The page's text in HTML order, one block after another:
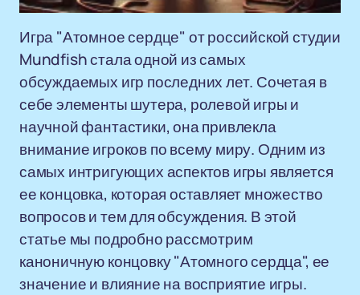
Игра "Атомное сердце" от российской студии
Mundfish стала одной из самых
обсуждаемых игр последних лет. Сочетая в
себе элементы шутера, ролевой игры и
научной фантастики, она привлекла
внимание игроков по всему миру. Одним из
самых интригующих аспектов игры является
ее концовка, которая оставляет множество
вопросов и тем для обсуждения. В этой
статье мы подробно рассмотрим
каноничную концовку "Атомного сердца", ее
значение и влияние на восприятие игры.